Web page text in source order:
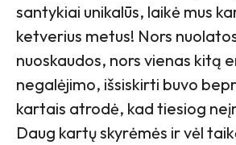
santykiai unikalūs, laikė mus
ketverius metus! Nors
nuoskaudos, nors vienas kitą
negalėjimo, išsiskirti buvo
kartais atrodė, kad tiesiog
Daug kartų skyrėmės ir vėl